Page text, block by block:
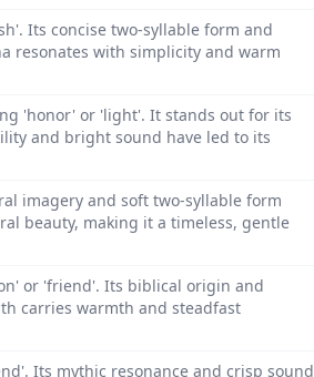
Its concise two-syllable form and
resonates with simplicity and warm
'honor' or 'light'. It stands out for its
and bright sound have led to its
imagery and soft two-syllable form
beauty, making it a timeless, gentle
or 'friend'. Its biblical origin and
carries warmth and steadfast
Its mythic resonance and crisp sound